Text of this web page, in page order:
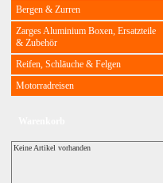
Bergen & Zurren
Zarges Aluminium Boxen, Ersatzteile
& Zubehör
Reifen, Schläuche & Felgen
Motorradreisen
Keine Artikel vorhanden